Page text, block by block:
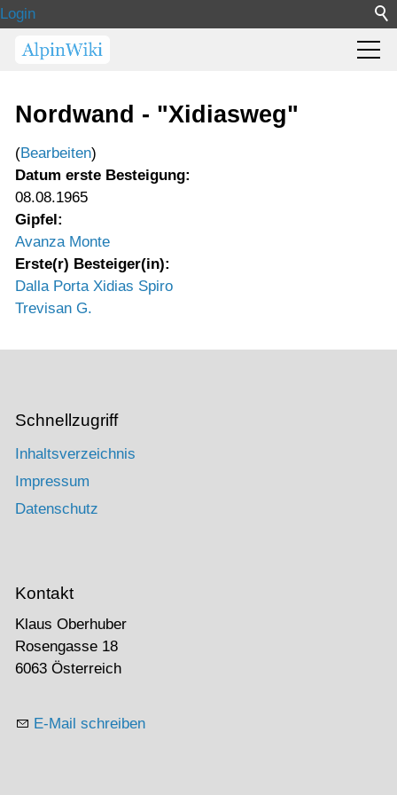
Login
Nordwand - "Xidiasweg"
(Bearbeiten)
Datum erste Besteigung:
08.08.1965
Gipfel:
Avanza Monte
Erste(r) Besteiger(in):
Dalla Porta Xidias Spiro
Trevisan G.
Schnellzugriff
Inhaltsverzeichnis
Impressum
Datenschutz
Kontakt
Klaus Oberhuber
Rosengasse 18
6063 Österreich
E-Mail schreiben